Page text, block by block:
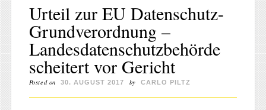
Urteil zur EU Datenschutz-
Grundverordnung –
Landesdatenschutzbehörde
scheitert vor Gericht
Posted on 30. AUGUST 2017 by CARLO PILTZ